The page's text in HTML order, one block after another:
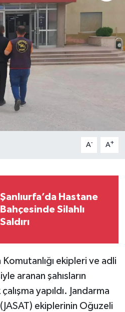
A- A+
Şanlıurfa’da Hastane
Bahçesinde Silahlı
Saldırı
ekipleri ve adli
aranan şahısların
yapıldı. Jandarma
ekiplerinin Oğuzeli